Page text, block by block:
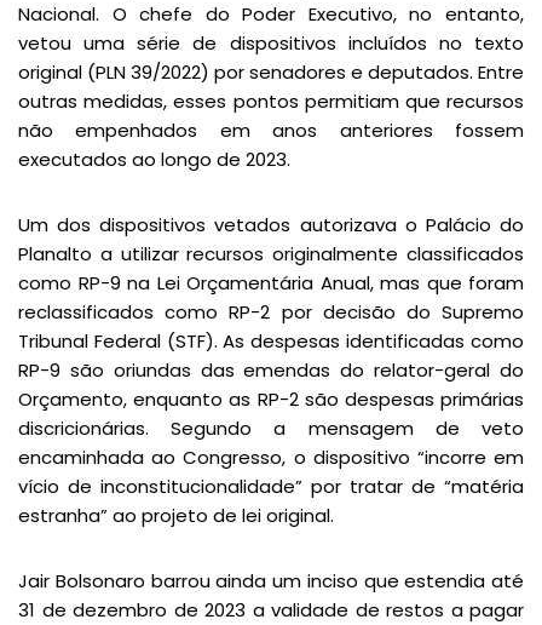
Nacional. O chefe do Poder Executivo, no entanto,
vetou uma série de dispositivos incluídos no texto
original (PLN 39/2022) por senadores e deputados. Entre
outras medidas, esses pontos permitiam que recursos
não empenhados em anos anteriores fossem
executados ao longo de 2023.
Um dos dispositivos vetados autorizava o Palácio do
Planalto a utilizar recursos originalmente classificados
como RP-9 na Lei Orçamentária Anual, mas que foram
reclassificados como RP-2 por decisão do Supremo
Tribunal Federal (STF). As despesas identificadas como
RP-9 são oriundas das emendas do relator-geral do
Orçamento, enquanto as RP-2 são despesas primárias
discricionárias. Segundo a mensagem de veto
encaminhada ao Congresso, o dispositivo “incorre em
vício de inconstitucionalidade” por tratar de “matéria
estranha” ao projeto de lei original.
Jair Bolsonaro barrou ainda um inciso que estendia até
31 de dezembro de 2023 a validade de restos a pagar